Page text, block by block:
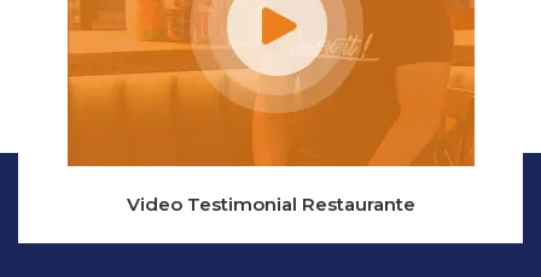
Video Testimonial Restaurante